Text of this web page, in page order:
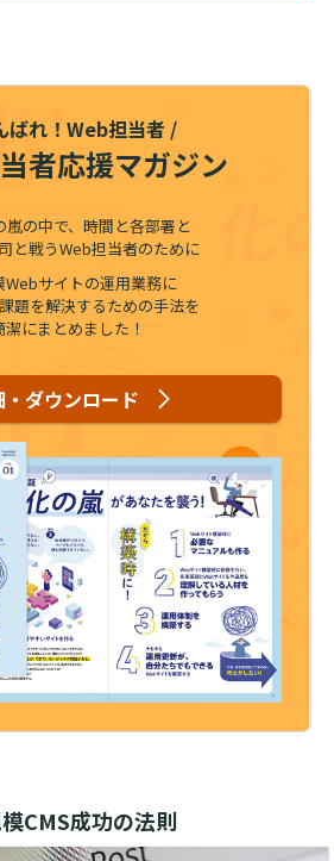
ばれ！Web担当者 /
者応援マガジン
嵐の中で、時間と各部署と
と戦うWeb担当者のために
Webサイトの運用業務に
題を解決するための手法を
潔にまとめました！
・ダウンロード
CMS成功の法則